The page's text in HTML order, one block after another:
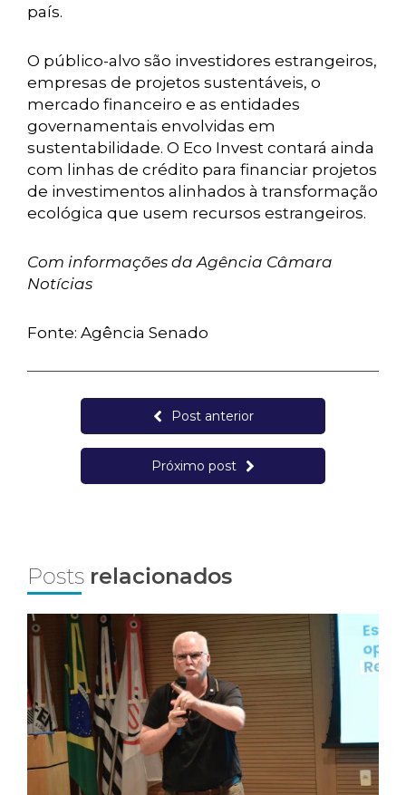
país.
O público-alvo são investidores estrangeiros,
empresas de projetos sustentáveis, o
mercado financeiro e as entidades
governamentais envolvidas em
sustentabilidade. O Eco Invest contará ainda
com linhas de crédito para financiar projetos
de investimentos alinhados à transformação
ecológica que usem recursos estrangeiros.
Com informações da Agência Câmara
Notícias
Fonte: Agência Senado
Post anterior
Próximo post
Posts relacionados